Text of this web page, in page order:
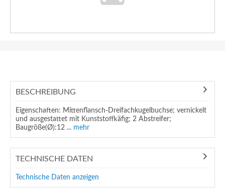
BESCHREIBUNG
Eigenschaften: Mittenflansch-Dreifachkugelbuchse; vernickelt
und ausgestattet mit Kunststoffkäfig; 2 Abstreifer;
Baugröße(Ø):12 ... mehr
TECHNISCHE DATEN
Technische Daten anzeigen